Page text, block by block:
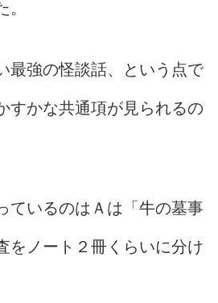
最強の怪談話、という点で
すかな共通項が見られるの
ているのはＡは「牛の墓事
をノート２冊くらいに分け